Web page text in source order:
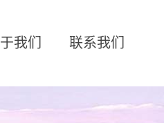
我们 联系我们